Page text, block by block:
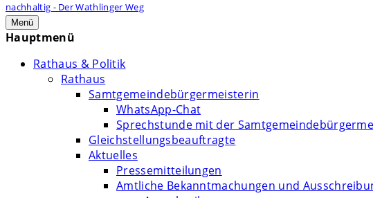
nachhaltig - Der Wathlinger Weg
Menü
Hauptmenü
Rathaus & Politik
Rathaus
Samtgemeindebürgermeisterin
WhatsApp-Chat
Sprechstunde mit der
Gleichstellungsbeauftragte
Aktuelles
Pressemitteilungen
Amtliche Bekanntmachungen und